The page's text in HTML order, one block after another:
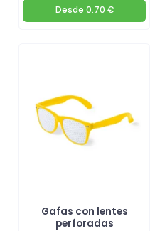
Desde 0.70 €
Gafas con lentes
perforadas